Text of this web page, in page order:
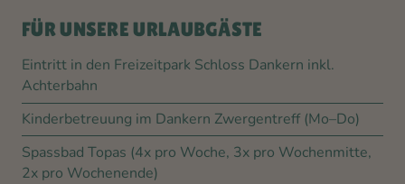
FÜR UNSERE URLAUBGÄSTE
Eintritt in den Freizeitpark Schloss Dankern inkl.
Achterbahn
Kinderbetreuung im Dankern Zwergentreff (Mo–Do)
Spassbad Topas (4x pro Woche, 3x pro Wochenmitte,
2x pro Wochenende)